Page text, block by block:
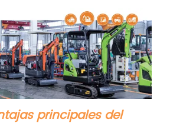
principales del